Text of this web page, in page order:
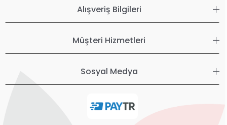
Alışveriş Bilgileri
Müşteri Hizmetleri
Sosyal Medya